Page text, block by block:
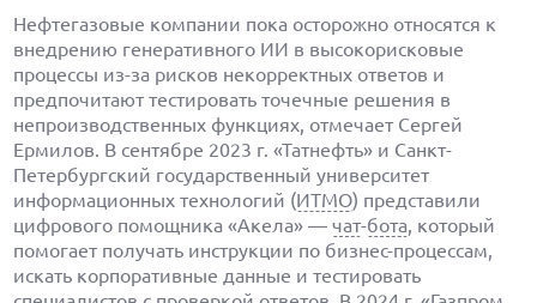
Нефтегазовые компании пока осторожно относятся к
внедрению генеративного ИИ в высокорисковые
процессы из-за рисков некорректных ответов и
предпочитают тестировать точечные решения в
непроизводственных функциях, отмечает Сергей
Ермилов. В сентябре 2023 г. «Татнефть» и Санкт-
Петербургский государственный университет
информационных технологий (ИТМО) представили
цифрового помощника «Акела» —чат-бота, который
помогает получать инструкции по бизнес-процессам,
искать корпоративные данные и тестировать